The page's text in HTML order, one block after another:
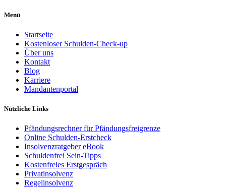
Menü
Startseite
Kostenloser Schulden-Check-up
Über uns
Kontakt
Blog
Karriere
Mandantenportal
Nützliche Links
Pfändungsrechner für Pfändungsfreigrenze
Online Schulden-Erstcheck
Insolvenzratgeber eBook
Schuldenfrei Sein-Tipps
Kostenfreies Erstgespräch
Privatinsolvenz
Regelinsolvenz